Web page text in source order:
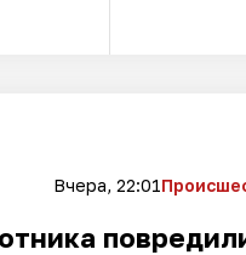
Вчера, 22:01